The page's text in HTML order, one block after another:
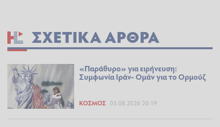
ΣΧΕΤΙΚΆ ΆΡΘΡΑ
«Παράθυρο» για ειρήνευση:
Συμφωνία Ιράν- Ομάν για το Ορμούζ
ΚΌΣΜΟΣ 05.08.2026 20:19